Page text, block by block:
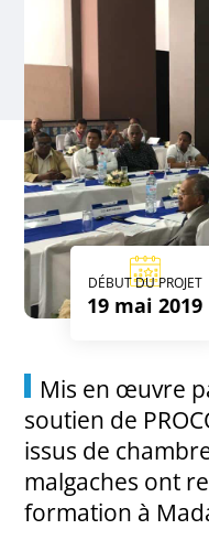
DÉBUT DU PROJET
19 mai 2019
Mis en œuvre
soutien de
issus de
malgaches ont
formation à